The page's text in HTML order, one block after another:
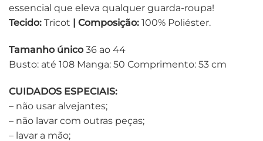
essencial que eleva qualquer guarda-roupa!
Tecido: Tricot | Composição: 100% Poliéster.
Tamanho único 36 ao 44
Busto: até 108 Manga: 50 Comprimento: 53 cm
CUIDADOS ESPECIAIS:
– não usar alvejantes;
– não lavar com outras peças;
– lavar a mão;